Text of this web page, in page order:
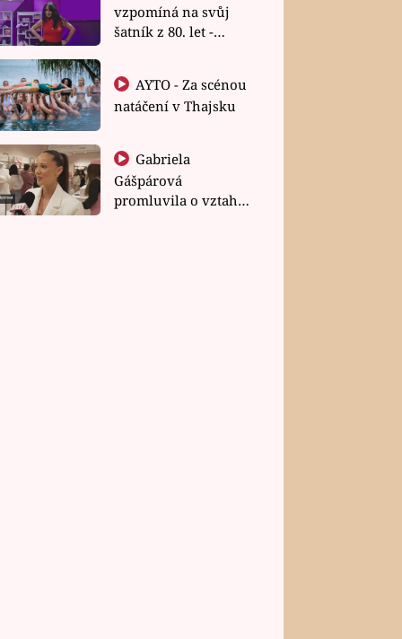
vzpomíná na svůj
šatník z 80. let -
natáčení v Thajsku
Gabriela
Gášpárová
promluvila o vztahu